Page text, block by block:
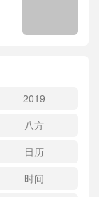
2019
八方
日历
时间